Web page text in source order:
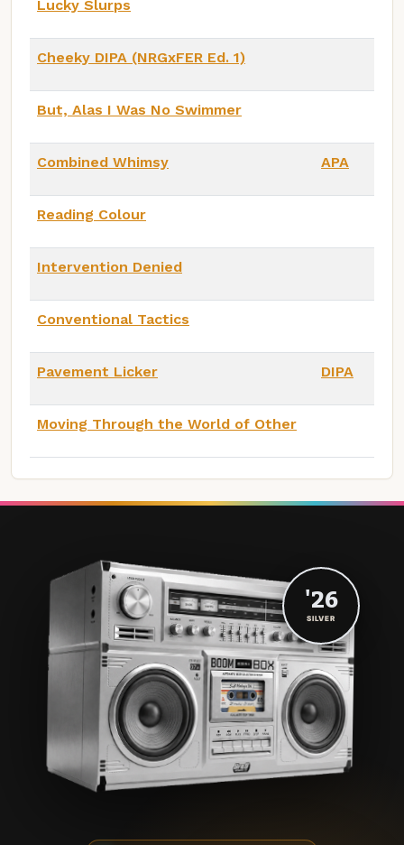
Lucky Slurps
Cheeky DIPA (NRGxFER Ed. 1)
But, Alas I Was No Swimmer
Combined Whimsy APA
Reading Colour
Intervention Denied
Conventional Tactics
Pavement Licker DIPA
Moving Through the World of Other
'26
SILVER